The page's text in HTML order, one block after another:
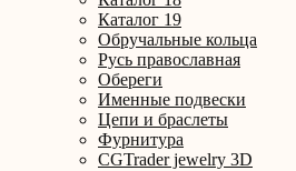
Каталог 19
Обручальные кольца
Русь православная
Обереги
Именные подвески
Цепи и браслеты
Фурнитура
CGTrader jewelry 3D